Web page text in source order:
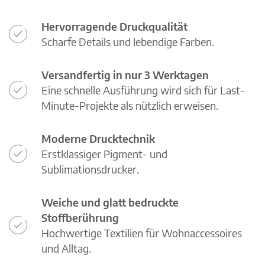
Hervorragende Druckqualität
Scharfe Details und lebendige Farben.
Versandfertig in nur 3 Werktagen
Eine schnelle Ausführung wird sich für Last-
Minute-Projekte als nützlich erweisen.
Moderne Drucktechnik
Erstklassiger Pigment- und
Sublimationsdrucker.
Weiche und glatt bedruckte
Stoffberührung
Hochwertige Textilien für Wohnaccessoires
und Alltag.